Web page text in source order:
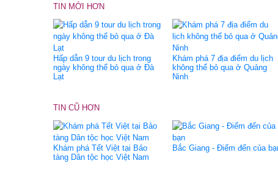
TIN MỚI HƠN
Hấp dẫn 9 tour du lịch trong
ngày không thể bỏ qua ở Đà
Lạt
Khám phá 7 địa điểm du lịch
không thể bỏ qua ở Quảng
Ninh
TIN CŨ HƠN
Khám phá Tết Việt tại Bảo
tàng Dân tộc học Việt Nam
Bắc Giang - Điểm đến của